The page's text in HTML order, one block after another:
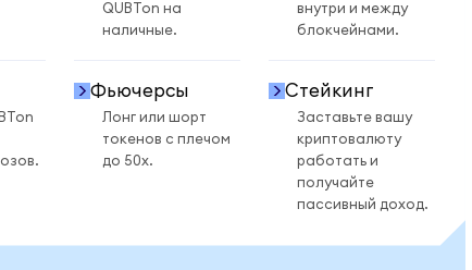
QUBTon на
наличные.
внутри и между
блокчейнами.
Фьючерсы
Лонг или шорт
токенов с плечом
до 50x.
Стейкинг
Заставьте вашу
криптовалюту
работать и
получайте
пассивный доход.